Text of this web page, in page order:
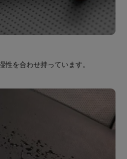
性を合わせ持っています。